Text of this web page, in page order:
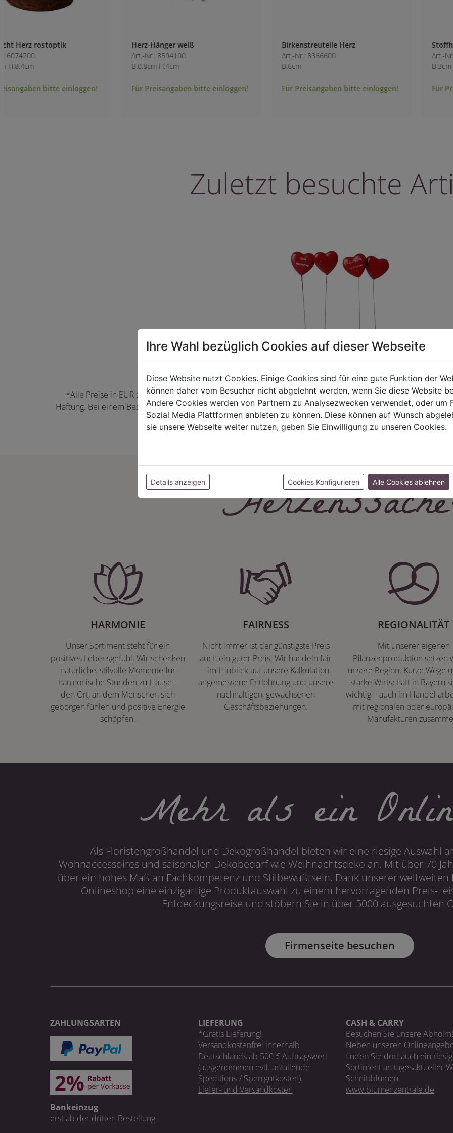
Herz-Hänger weiß
Art.-Nr.: 8594100
B:0.8cm H:4cm
Für Preisangaben bitte einloggen!
Birkenstreuteile Herz
Art.-Nr.: 8366600
B:6cm
Für Preisangaben bitte einloggen!
Stoffherzen
Art.-Nr.: 9878600
Für Preisangaben bitte einloggen!
Zuletzt besuchte
*Alle Preise in EUR zzgl. der jeweils gültigen Mehrwertsteuer und Versandkosten. Für Irrtümer und
Haftung. Bei einem Bestellwert unter 50,00 EUR behalten wir uns die Berechnung eines
können Farbabweichungen zwischen der Bildschirmdarstellung und dem
HARMONIE
Unser Sortiment steht für ein
positives Lebensgefühl. Wir schenken
natürliche, stilvolle Momente für
harmonische Stunden zu Hause –
den Ort, an dem Menschen sich
geborgen fühlen und positive Energie
schöpfen.
FAIRNESS
Nicht immer ist der günstigste Preis
auch ein guter Preis. Wir handeln fair
– im Hinblick auf unsere Kalkulation,
angemessene Entlohnung und unsere
nachhaltigen, gewachsenen
Geschäftsbeziehungen.
REGIONALITÄT
Mit unserer eigenen
Pflanzenproduktion setzen
unsere Region. Kurze Wege
starke Wirtschaft in Bayern
wichtig – auch im Handel
mit regionalen oder
Manufakturen
Mehr als ein
Als Floristengroßhandel und Dekogroßhandel bieten wir eine riesige Auswahl
Wohnaccessoires und saisonalen Dekobedarf wie Weihnachtsdeko an. Mit über 70
über ein hohes Maß an Fachkompetenz und Stilbewußtsein. Dank unserer
Onlineshop eine einzigartige Produktauswahl zu einem hervorragenden Preis-
Entdeckungsreise und stöbern Sie in über 5000 ausgesuchten
Firmenseite besuchen
ZAHLUNGSARTEN
Bankeinzug
erst ab der dritten Bestellung
LIEFERUNG
*Gratis Lieferung!
Versandkostenfrei innerhalb
Deutschlands ab 500 € Auftragswert
(ausgenommen evtl. anfallende
Speditions-/ Sperrgutkosten).
Liefer- und Versandkosten
CASH & CARRY
Besuchen Sie unsere
Neben unseren
finden Sie dort auch ein
Sortiment an tagesaktueller
Schnittblumen.
www.blumenzentrale.de
Ihre Wahl bezüglich Cookies auf dieser Webseite
Diese Website nutzt Cookies. Einige Cookies sind für eine gute Funktion der
können daher vom Besucher nicht abgelehnt werden, wenn Sie diese Website
Andere Cookies werden von Partnern zu Analysezwecken verwendet, oder um
Sozial Media Plattformen anbieten zu können. Diese können auf Wunsch
sie unsere Webseite weiter nutzen, geben Sie Einwilligung zu unseren Cookies.
Details anzeigen Cookies Konfigurieren Alle Cookies ablehnen